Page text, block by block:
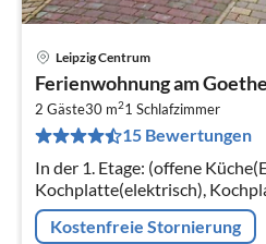
Leipzig Centrum
Ferienwohnung am
2 Gäste30 m21 Schlafzimmer
15 Bewertungen
In der 1. Etage: (offene
Kochplatte(elektrisch),
Wasserkocher, Toaster,
Mikrowelle, Spülmaschine,
Kostenfreie Stornierung